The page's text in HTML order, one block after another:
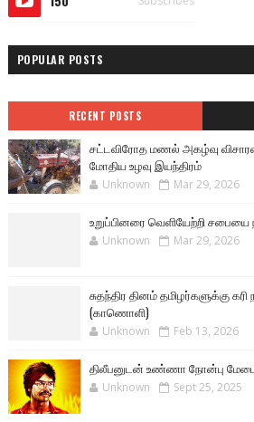
POPULAR POSTS
RECENT POSTS
சட்டவிரோத மணல் அகழ்வு
மோதிய உழவு இயந்திரம்
Unknown Mar 29, 2026
உறுப்பினரை வெளியேற்றி சபையை
Unknown Mar 29, 2026
சுதந்திர தினம் தமிழர்களுக்கு
(காணொளி)
Unknown Feb 13, 2026
திலீபனுடன் உண்ணா நோன்பு
Unknown Sept 25, 2025